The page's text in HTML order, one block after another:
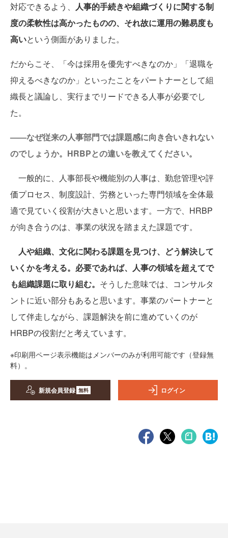
対応できるよう、 人事的手続きや組織づくりに関する制
度の柔軟性は高かったものの、それ故に運用の難易度も
高いという側面がありました。
だからこそ、「今は採用を優先すべきなのか」「退職を
抑えるべきなのか」といったことをパートナーとして組
織長と議論し、実行までリードできる人事が必要でし
た。
——なぜ従来の人事部門では課題感に向き合いきれない
のでしょうか。HRBPとの違いを教えてください。
一般的に、人事部長や機能別の人事は、勤怠管理や評
価プロセス、制度設計、労務といった専門領域を全体最
適で見ていく役割が大きいと思います。一方で、HRBP
が向き合うのは、事業の状況を踏まえた課題です。
人や組織、文化に関わる課題を見つけ、どう解決して
いくかを考える。必要であれば、人事の領域を超えてで
も組織課題に取り組む。 そうした意味では、コンサルタ
ントに近い部分もあると思います。事業のパートナーと
して伴走しながら、課題解決を前に進めていくのが
HRBPの役割だと考えています。
※印刷用ページ表示機能はメンバーのみが利用可能です（登録無
料）。
新規会員登録 無料 ログイン